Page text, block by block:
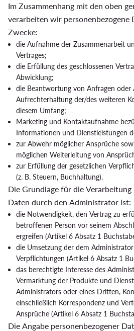
Im Zusammenhang mit den oben
verarbeiten wir personenbezogene
Zwecke:
die Aufnahme der Zusammenarbeit
Vertrages;
die Erfüllung des geschlossenen
Abwicklung;
die Beantwortung von Anfragen oder
Aufrechterhaltung der/des weiteren
diesem Umfang;
Marketing und Kontaktaufnahme
Informationen und Dienstleistungen
zur Abwehr möglicher Ansprüche
möglichen Weiterleitung von
zur Erfüllung der gesetzlichen
(z. B. Steuern, Buchhaltung).
Die Grundlage für die Verarbeitung
Daten durch den Administrator ist:
die Notwendigkeit, den Vertrag zu
betroffenen Person vor seinem
ergreifen (Artikel 6 Absatz 1
die Umsetzung der dem
Verpflichtungen (Artikel 6 Absatz 1
das berechtigte Interesse des
Vermarktung der Produkte und
Administrators oder eines Dritten,
einschließlich Korrespondenz und
Ansprüche (Artikel 6 Absatz 1
Die Angabe personenbezogener